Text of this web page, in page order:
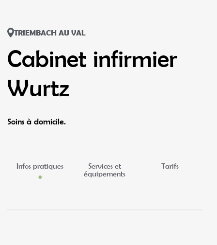
TRIEMBACH AU VAL
Cabinet infirmier
Wurtz
Soins à domicile.
Infos pratiques
Services et
équipements
Tarifs